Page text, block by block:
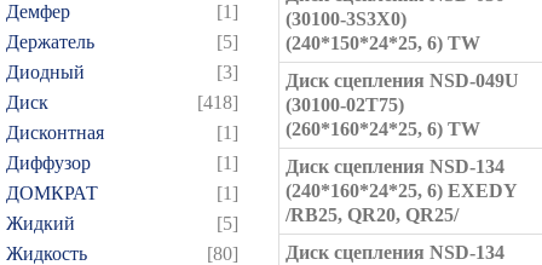
Демфер
[1]
Держатель
[5]
Диодный
[3]
Диск
[418]
Дисконтная
[1]
Диффузор
[1]
ДОМКРАТ
[1]
Жидкий
[5]
Жидкость
[80]
(30100-3S3X0)
(240*150*24*25, 6) TW
Диск сцепления NSD-049U
(30100-02T75)
(260*160*24*25, 6) TW
Диск сцепления NSD-134
(240*160*24*25, 6) EXEDY
/RB25, QR20, QR25/
Диск сцепления NSD-134